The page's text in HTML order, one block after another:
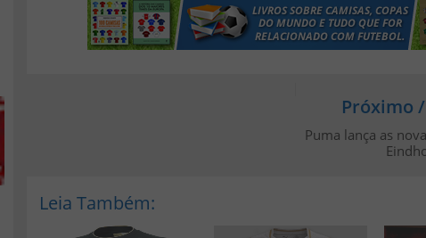
Próximo
Puma lança as
Leia Também: